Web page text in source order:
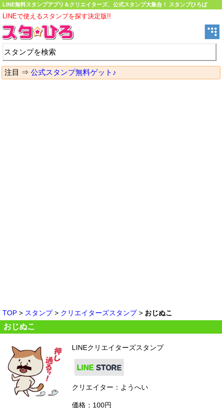
LINE無料スタンプアプリ＆クリエイターズ、公式スタンプ大集合！ スタンプひろば
LINEで使えるスタンプを探す決定版!!
注目 ⇒ 公式スタンプ無料ゲット♪
TOP > スタンプ> クリエイターズスタンプ> おじぬこ
おじぬこ
LINEクリエイターズスタンプ
クリエイター：ようへい
価格：100円